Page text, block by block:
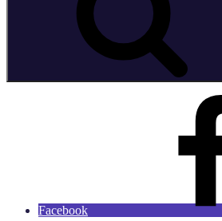
Facebook